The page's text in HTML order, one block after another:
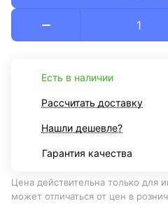
Есть в наличии
Рассчитать доставку
Нашли дешевле?
Гарантия качества
Цена действительна только для
может отличаться от цен в